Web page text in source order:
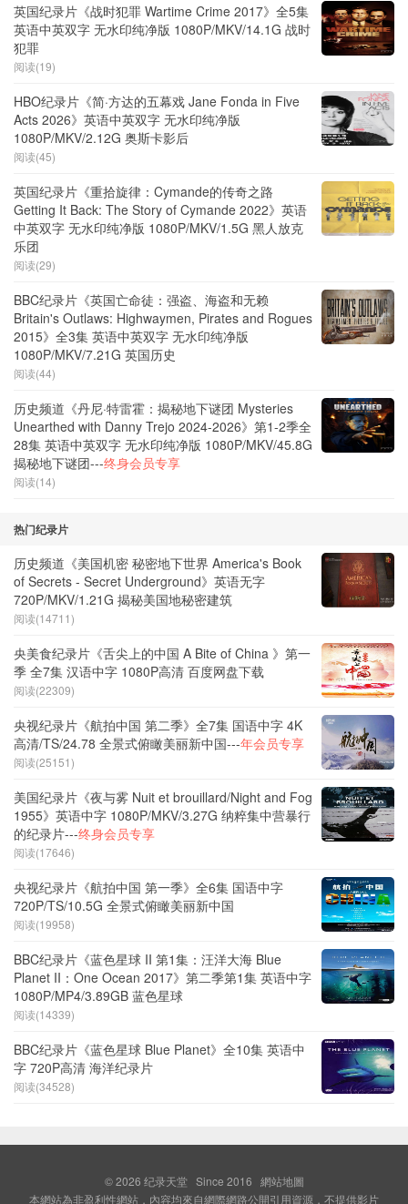
英国纪录片《战时犯罪 Wartime Crime 2017》全5集
英语中英双字 无水印纯净版 1080P/MKV/14.1G 战时
犯罪
阅读(19)
HBO纪录片《简·方达的五幕戏 Jane Fonda in Five
Acts 2026》英语中英双字 无水印纯净版
1080P/MKV/2.12G 奥斯卡影后
阅读(45)
英国纪录片《重拾旋律：Cymande的传奇之路
Getting It Back: The Story of Cymande 2022》英语
中英双字 无水印纯净版 1080P/MKV/1.5G 黑人放克
乐团
阅读(29)
BBC纪录片《英国亡命徒：强盗、海盗和无赖
Britain's Outlaws: Highwaymen, Pirates and Rogues
2015》全3集 英语中英双字 无水印纯净版
1080P/MKV/7.21G 英国历史
阅读(44)
历史频道《丹尼·特雷霍：揭秘地下谜团 Mysteries
Unearthed with Danny Trejo 2024-2026》第1-2季全
28集 英语中英双字 无水印纯净版 1080P/MKV/45.8G
揭秘地下谜团---终身会员专享
阅读(14)
热门纪录片
历史频道《美国机密 秘密地下世界 America's Book
of Secrets - Secret Underground》英语无字
720P/MKV/1.21G 揭秘美国地秘密建筑
阅读(14711)
央美食纪录片《舌尖上的中国 A Bite of China 》第一
季 全7集 汉语中字 1080P高清 百度网盘下载
阅读(22309)
央视纪录片《航拍中国 第二季》全7集 国语中字 4K
高清/TS/24.78 全景式俯瞰美丽新中国---年会员专享
阅读(25151)
美国纪录片《夜与雾 Nuit et brouillard/Night and Fog
1955》英语中字 1080P/MKV/3.27G 纳粹集中营暴行
的纪录片---终身会员专享
阅读(17646)
央视纪录片《航拍中国 第一季》全6集 国语中字
720P/TS/10.5G 全景式俯瞰美丽新中国
阅读(19958)
BBC纪录片《蓝色星球 II 第1集：汪洋大海 Blue
Planet II：One Ocean 2017》第二季第1集 英语中字
1080P/MP4/3.89GB 蓝色星球
阅读(14339)
BBC纪录片《蓝色星球 Blue Planet》全10集 英语中
字 720P高清 海洋纪录片
阅读(34528)
© 2026 纪录天堂Since 2016 網站地圖
本網站為非盈利性網站，內容均來自網際網路公開引用資源，不提供影片